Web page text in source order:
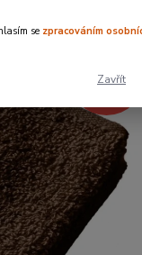
49 Kč
se zpracováním
Zavřít